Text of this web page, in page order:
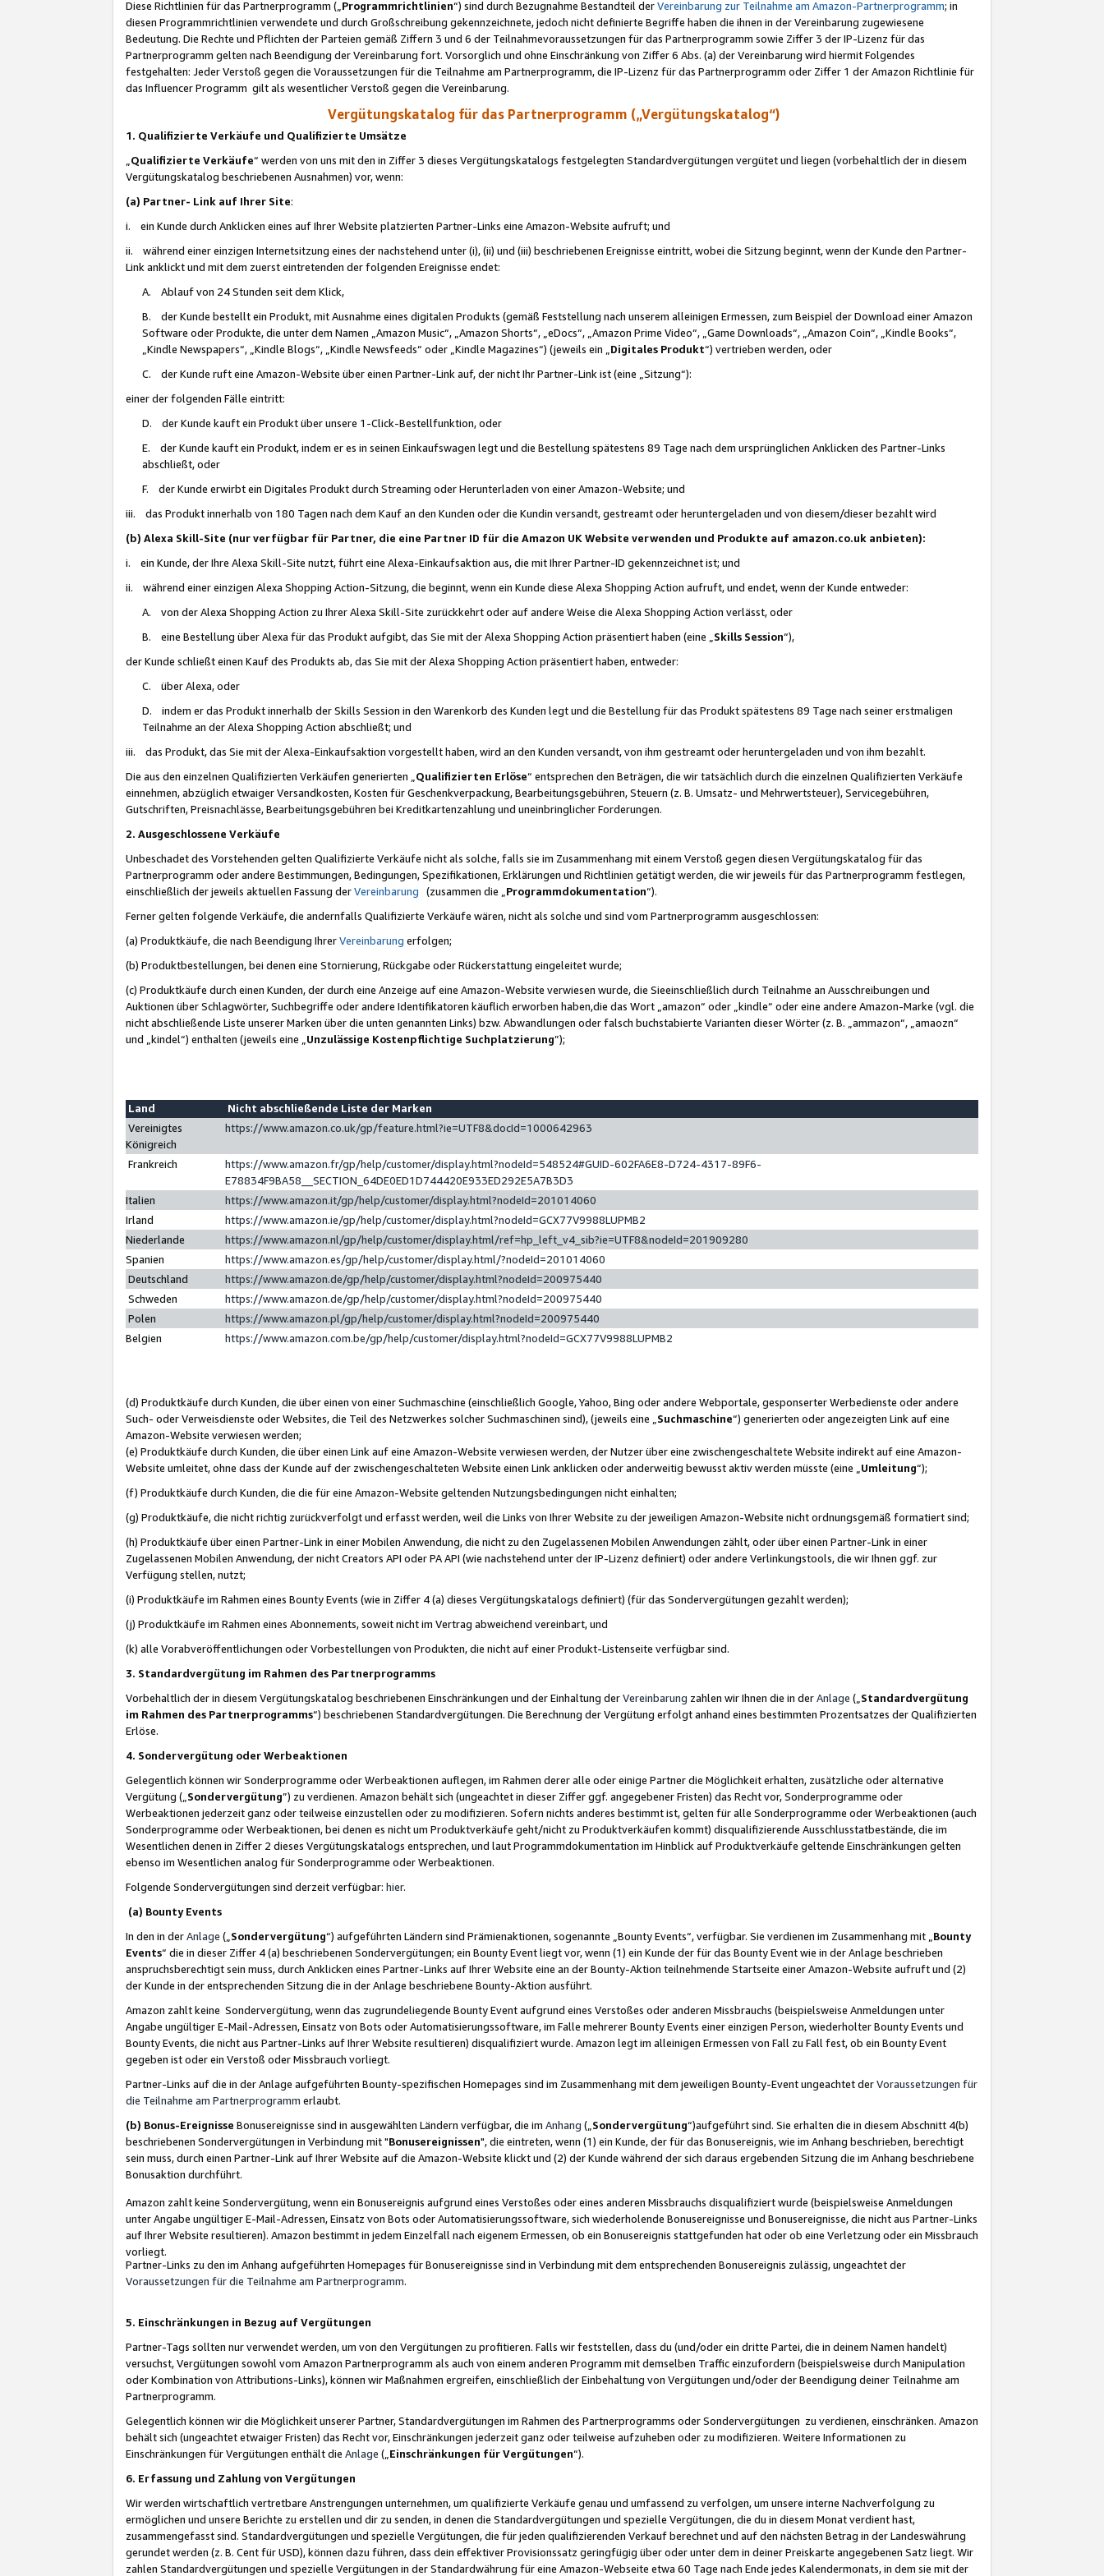
Diese Richtlinien für das Partnerprogramm („Programmrichtlinien“) sind durch Bezugnahme Bestandteil derVereinbarung zur Teilnahme am Amazon-Partnerprogramm; in
diesen Programmrichtlinien verwendete und durch Großschreibung gekennzeichnete, jedoch nicht definierte Begriffe haben die ihnen in der Vereinbarung zugewiesene
Bedeutung. Die Rechte und Pflichten der Parteien gemäß Ziffern 3 und 6 der Teilnahmevoraussetzungen für das Partnerprogramm sowie Ziffer 3 der IP-Lizenz für das
Partnerprogramm gelten nach Beendigung der Vereinbarung fort. Vorsorglich und ohne Einschränkung von Ziffer 6 Abs. (a) der Vereinbarung wird hiermit Folgendes
festgehalten: Jeder Verstoß gegen die Voraussetzungen für die Teilnahme am Partnerprogramm, die IP-Lizenz für das Partnerprogramm oder Ziffer 1 der Amazon Richtlinie für
das Influencer Programm gilt als wesentlicher Verstoß gegen die Vereinbarung.
Vergütungskatalog für das Partnerprogramm („Vergütungskatalog“)
1. Qualifizierte Verkäufe und Qualifizierte Umsätze
Qualifizierte Verkäufe“ werden von uns mit den in Ziffer 3 dieses Vergütungskatalogs festgelegten Standardvergütungen vergütet und liegen (vorbehaltlich der in diesem
Vergütungskatalog beschriebenen Ausnahmen) vor, wenn:
(a) Partner- Link auf Ihrer Site:
i. ein Kunde durch Anklicken eines auf Ihrer Website platzierten Partner-Links eine Amazon-Website aufruft; und
ii. während einer einzigen Internetsitzung eines der nachstehend unter (i), (ii) und (iii) beschriebenen Ereignisse eintritt, wobei die Sitzung beginnt, wenn der Kunde den Partner-
Link anklickt und mit dem zuerst eintretenden der folgenden Ereignisse endet:
A. Ablauf von 24 Stunden seit dem Klick,
B. der Kunde bestellt ein Produkt, mit Ausnahme eines digitalen Produkts (gemäß Feststellung nach unserem alleinigen Ermessen, zum Beispiel der Download einer Amazon
Software oder Produkte, die unter dem Namen „Amazon Music“, „Amazon Shorts“, „eDocs“, „Amazon Prime Video“, „Game Downloads“, „Amazon Coin“, „Kindle Books“,
„Kindle Newspapers“, „Kindle Blogs“, „Kindle Newsfeeds“ oder „Kindle Magazines“) (jeweils ein „ Digitales Produkt“) vertrieben werden, oder
C. der Kunde ruft eine Amazon-Website über einen Partner-Link auf, der nicht Ihr Partner-Link ist (eine „Sitzung“):
einer der folgenden Fälle eintritt:
D. der Kunde kauft ein Produkt über unsere 1-Click-Bestellfunktion, oder
E. der Kunde kauft ein Produkt, indem er es in seinen Einkaufswagen legt und die Bestellung spätestens 89 Tage nach dem ursprünglichen Anklicken des Partner-Links
abschließt, oder
F. der Kunde erwirbt ein Digitales Produkt durch Streaming oder Herunterladen von einer Amazon-Website; und
iii. das Produkt innerhalb von 180 Tagen nach dem Kauf an den Kunden oder die Kundin versandt, gestreamt oder heruntergeladen und von diesem/dieser bezahlt wird
(b) Alexa Skill-Site (nur verfügbar für Partner, die eine Partner ID für die Amazon UK Website verwenden und Produkte auf amazon.co.uk anbieten):
i. ein Kunde, der Ihre Alexa Skill-Site nutzt, führt eine Alexa-Einkaufsaktion aus, die mit Ihrer Partner-ID gekennzeichnet ist; und
ii. während einer einzigen Alexa Shopping Action-Sitzung, die beginnt, wenn ein Kunde diese Alexa Shopping Action aufruft, und endet, wenn der Kunde entweder:
A. von der Alexa Shopping Action zu Ihrer Alexa Skill-Site zurückkehrt oder auf andere Weise die Alexa Shopping Action verlässt, oder
B. eine Bestellung über Alexa für das Produkt aufgibt, das Sie mit der Alexa Shopping Action präsentiert haben (eine „ Skills Session“),
der Kunde schließt einen Kauf des Produkts ab, das Sie mit der Alexa Shopping Action präsentiert haben, entweder:
C. über Alexa, oder
D. indem er das Produkt innerhalb der Skills Session in den Warenkorb des Kunden legt und die Bestellung für das Produkt spätestens 89 Tage nach seiner erstmaligen
Teilnahme an der Alexa Shopping Action abschließt; und
iii. das Produkt, das Sie mit der Alexa-Einkaufsaktion vorgestellt haben, wird an den Kunden versandt, von ihm gestreamt oder heruntergeladen und von ihm bezahlt.
Die aus den einzelnen Qualifizierten Verkäufen generierten „ Qualifizierten Erlöse“ entsprechen den Beträgen, die wir tatsächlich durch die einzelnen Qualifizierten Verkäufe
einnehmen, abzüglich etwaiger Versandkosten, Kosten für Geschenkverpackung, Bearbeitungsgebühren, Steuern (z. B. Umsatz- und Mehrwertsteuer), Servicegebühren,
Gutschriften, Preisnachlässe, Bearbeitungsgebühren bei Kreditkartenzahlung und uneinbringlicher Forderungen.
2. Ausgeschlossene Verkäufe
Unbeschadet des Vorstehenden gelten Qualifizierte Verkäufe nicht als solche, falls sie im Zusammenhang mit einem Verstoß gegen diesen Vergütungskatalog für das
Partnerprogramm oder andere Bestimmungen, Bedingungen, Spezifikationen, Erklärungen und Richtlinien getätigt werden, die wir jeweils für das Partnerprogramm festlegen,
einschließlich der jeweils aktuellen Fassung derVereinbarung (zusammen die „ Programmdokumentation“).
Ferner gelten folgende Verkäufe, die andernfalls Qualifizierte Verkäufe wären, nicht als solche und sind vom Partnerprogramm ausgeschlossen:
(a) Produktkäufe, die nach Beendigung IhrerVereinbarung erfolgen;
(b) Produktbestellungen, bei denen eine Stornierung, Rückgabe oder Rückerstattung eingeleitet wurde;
(c) Produktkäufe durch einen Kunden, der durch eine Anzeige auf eine Amazon-Website verwiesen wurde, die Sieeinschließlich durch Teilnahme an Ausschreibungen und
Auktionen über Schlagwörter, Suchbegriffe oder andere Identifikatoren käuflich erworben haben,die das Wort „amazon“ oder „kindle“ oder eine andere Amazon-Marke (vgl. die
nicht abschließende Liste unserer Marken über die unten genannten Links) bzw. Abwandlungen oder falsch buchstabierte Varianten dieser Wörter (z. B. „ammazon“, „amaozn“
und „kindel“) enthalten (jeweils eine „ Unzulässige Kostenpflichtige Suchplatzierung”);
Land
Nicht abschließende Liste der Marken
Vereinigtes
Königreich
https://www.amazon.co.uk/gp/feature.html?ie=UTF8&docId=1000642963
Frankreich
https://www.amazon.fr/gp/help/customer/display.html?nodeId=548524#GUID-602FA6E8-D724-4317-89F6-
E78834F9BA58__SECTION_64DE0ED1D744420E933ED292E5A7B3D3
Italien
https://www.amazon.it/gp/help/customer/display.html?nodeId=201014060
Irland
https://www.amazon.ie/gp/help/customer/display.html?nodeId=GCX77V9988LUPMB2
Niederlande
https://www.amazon.nl/gp/help/customer/display.html/ref=hp_left_v4_sib?ie=UTF8&nodeId=201909280
Spanien
https://www.amazon.es/gp/help/customer/display.html/?nodeId=201014060
Deutschland
https://www.amazon.de/gp/help/customer/display.html?nodeId=200975440
Schweden
https://www.amazon.de/gp/help/customer/display.html?nodeId=200975440
Polen
https://www.amazon.pl/gp/help/customer/display.html?nodeId=200975440
Belgien
https://www.amazon.com.be/gp/help/customer/display.html?nodeId=GCX77V9988LUPMB2
(d) Produktkäufe durch Kunden, die über einen von einer Suchmaschine (einschließlich Google, Yahoo, Bing oder andere Webportale, gesponserter Werbedienste oder andere
Such- oder Verweisdienste oder Websites, die Teil des Netzwerkes solcher Suchmaschinen sind), (jeweils eine „ Suchmaschine“) generierten oder angezeigten Link auf eine
Amazon-Website verwiesen werden;
(e) Produktkäufe durch Kunden, die über einen Link auf eine Amazon-Website verwiesen werden, der Nutzer über eine zwischengeschaltete Website indirekt auf eine Amazon-
Website umleitet, ohne dass der Kunde auf der zwischengeschalteten Website einen Link anklicken oder anderweitig bewusst aktiv werden müsste (eine „ Umleitung“);
(f) Produktkäufe durch Kunden, die die für eine Amazon-Website geltenden Nutzungsbedingungen nicht einhalten;
(g) Produktkäufe, die nicht richtig zurückverfolgt und erfasst werden, weil die Links von Ihrer Website zu der jeweiligen Amazon-Website nicht ordnungsgemäß formatiert sind;
(h) Produktkäufe über einen Partner-Link in einer Mobilen Anwendung, die nicht zu den Zugelassenen Mobilen Anwendungen zählt, oder über einen Partner-Link in einer
Zugelassenen Mobilen Anwendung, der nicht Creators API oder PA API (wie nachstehend unter der IP-Lizenz definiert) oder andere Verlinkungstools, die wir Ihnen ggf. zur
Verfügung stellen, nutzt;
(i) Produktkäufe im Rahmen eines Bounty Events (wie in Ziffer 4 (a) dieses Vergütungskatalogs definiert) (für das Sondervergütungen gezahlt werden);
(j) Produktkäufe im Rahmen eines Abonnements, soweit nicht im Vertrag abweichend vereinbart, und
(k) alle Vorabveröffentlichungen oder Vorbestellungen von Produkten, die nicht auf einer Produkt-Listenseite verfügbar sind.
3. Standardvergütung im Rahmen des Partnerprogramms
Vorbehaltlich der in diesem Vergütungskatalog beschriebenen Einschränkungen und der Einhaltung derVereinbarung zahlen wir Ihnen die in derAnlage („ Standardvergütung
im Rahmen des Partnerprogramms“) beschriebenen Standardvergütungen. Die Berechnung der Vergütung erfolgt anhand eines bestimmten Prozentsatzes der Qualifizierten
Erlöse.
4. Sondervergütung oder Werbeaktionen
Gelegentlich können wir Sonderprogramme oder Werbeaktionen auflegen, im Rahmen derer alle oder einige Partner die Möglichkeit erhalten, zusätzliche oder alternative
Vergütung („ Sondervergütung”) zu verdienen. Amazon behält sich (ungeachtet in dieser Ziffer ggf. angegebener Fristen) das Recht vor, Sonderprogramme oder
Werbeaktionen jederzeit ganz oder teilweise einzustellen oder zu modifizieren. Sofern nichts anderes bestimmt ist, gelten für alle Sonderprogramme oder Werbeaktionen (auch
Sonderprogramme oder Werbeaktionen, bei denen es nicht um Produktverkäufe geht/nicht zu Produktverkäufen kommt) disqualifizierende Ausschlusstatbestände, die im
Wesentlichen denen in Ziffer 2 dieses Vergütungskatalogs entsprechen, und laut Programmdokumentation im Hinblick auf Produktverkäufe geltende Einschränkungen gelten
ebenso im Wesentlichen analog für Sonderprogramme oder Werbeaktionen.
Folgende Sondervergütungen sind derzeit verfügbar: hier.
(a) Bounty Events
In den in derAnlage („ Sondervergütung“) aufgeführten Ländern sind Prämienaktionen, sogenannte „Bounty Events“, verfügbar. Sie verdienen im Zusammenhang mit „ Bounty
Events“ die in dieser Ziffer 4 (a) beschriebenen Sondervergütungen; ein Bounty Event liegt vor, wenn (1) ein Kunde der für das Bounty Event wie in der Anlage beschrieben
anspruchsberechtigt sein muss, durch Anklicken eines Partner-Links auf Ihrer Website eine an der Bounty-Aktion teilnehmende Startseite einer Amazon-Website aufruft und (2)
der Kunde in der entsprechenden Sitzung die in der Anlage beschriebene Bounty-Aktion ausführt.
Amazon zahlt keine Sondervergütung, wenn das zugrundeliegende Bounty Event aufgrund eines Verstoßes oder anderen Missbrauchs (beispielsweise Anmeldungen unter
Angabe ungültiger E-Mail-Adressen, Einsatz von Bots oder Automatisierungssoftware, im Falle mehrerer Bounty Events einer einzigen Person, wiederholter Bounty Events und
Bounty Events, die nicht aus Partner-Links auf Ihrer Website resultieren) disqualifiziert wurde. Amazon legt im alleinigen Ermessen von Fall zu Fall fest, ob ein Bounty Event
gegeben ist oder ein Verstoß oder Missbrauch vorliegt.
Partner-Links auf die in der Anlage aufgeführten Bounty-spezifischen Homepages sind im Zusammenhang mit dem jeweiligen Bounty-Event ungeachtet derVoraussetzungen für
die Teilnahme am Partnerprogramm erlaubt.
(b) Bonus-Ereignisse Bonusereignisse sind in ausgewählten Ländern verfügbar, die im Anhang („ Sondervergütung“)aufgeführt sind. Sie erhalten die in diesem Abschnitt 4(b)
beschriebenen Sondervergütungen in Verbindung mit "Bonusereignissen", die eintreten, wenn (1) ein Kunde, der für das Bonusereignis, wie im Anhang beschrieben, berechtigt
sein muss, durch einen Partner-Link auf Ihrer Website auf die Amazon-Website klickt und (2) der Kunde während der sich daraus ergebenden Sitzung die im Anhang beschriebene
Bonusaktion durchführt.
Amazon zahlt keine Sondervergütung, wenn ein Bonusereignis aufgrund eines Verstoßes oder eines anderen Missbrauchs disqualifiziert wurde (beispielsweise Anmeldungen
unter Angabe ungültiger E-Mail-Adressen, Einsatz von Bots oder Automatisierungssoftware, sich wiederholende Bonusereignisse und Bonusereignisse, die nicht aus Partner-Links
auf Ihrer Website resultieren). Amazon bestimmt in jedem Einzelfall nach eigenem Ermessen, ob ein Bonusereignis stattgefunden hat oder ob eine Verletzung oder ein Missbrauch
vorliegt.
Partner-Links zu den im Anhang aufgeführten Homepages für Bonusereignisse sind in Verbindung mit dem entsprechenden Bonusereignis zulässig, ungeachtet der
Voraussetzungen für die Teilnahme am Partnerprogramm.
5. Einschränkungen in Bezug auf Vergütungen
Partner-Tags sollten nur verwendet werden, um von den Vergütungen zu profitieren. Falls wir feststellen, dass du (und/oder ein dritte Partei, die in deinem Namen handelt)
versuchst, Vergütungen sowohl vom Amazon Partnerprogramm als auch von einem anderen Programm mit demselben Traffic einzufordern (beispielsweise durch Manipulation
oder Kombination von Attributions-Links), können wir Maßnahmen ergreifen, einschließlich der Einbehaltung von Vergütungen und/oder der Beendigung deiner Teilnahme am
Partnerprogramm.
Gelegentlich können wir die Möglichkeit unserer Partner, Standardvergütungen im Rahmen des Partnerprogramms oder Sondervergütungen zu verdienen, einschränken. Amazon
behält sich (ungeachtet etwaiger Fristen) das Recht vor, Einschränkungen jederzeit ganz oder teilweise aufzuheben oder zu modifizieren. Weitere Informationen zu
Einschränkungen für Vergütungen enthält die Anlage („ Einschränkungen für Vergütungen“).
6. Erfassung und Zahlung von Vergütungen
Wir werden wirtschaftlich vertretbare Anstrengungen unternehmen, um qualifizierte Verkäufe genau und umfassend zu verfolgen, um unsere interne Nachverfolgung zu
ermöglichen und unsere Berichte zu erstellen und dir zu senden, in denen die Standardvergütungen und spezielle Vergütungen, die du in diesem Monat verdient hast,
zusammengefasst sind. Standardvergütungen und spezielle Vergütungen, die für jeden qualifizierenden Verkauf berechnet und auf den nächsten Betrag in der Landeswährung
gerundet werden (z. B. Cent für USD), können dazu führen, dass dein effektiver Provisionssatz geringfügig über oder unter dem in deiner Preiskarte angegebenen Satz liegt. Wir
zahlen Standardvergütungen und spezielle Vergütungen in der Standardwährung für eine Amazon-Webseite etwa 60 Tage nach Ende jedes Kalendermonats, in dem sie mit der